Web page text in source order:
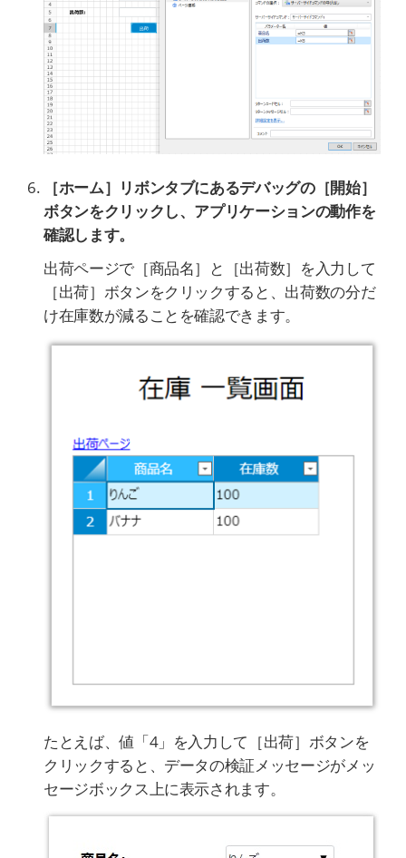
［ホーム］リボンタブにあるデバッグの［開始］
ボタンをクリックし、アプリケーションの動作を
確認します。
出荷ページで［商品名］と［出荷数］を入力して
［出荷］ボタンをクリックすると、出荷数の分だ
け在庫数が減ることを確認できます。
たとえば、値「4」を入力して［出荷］ボタンを
クリックすると、データの検証メッセージがメッ
セージボックス上に表示されます。